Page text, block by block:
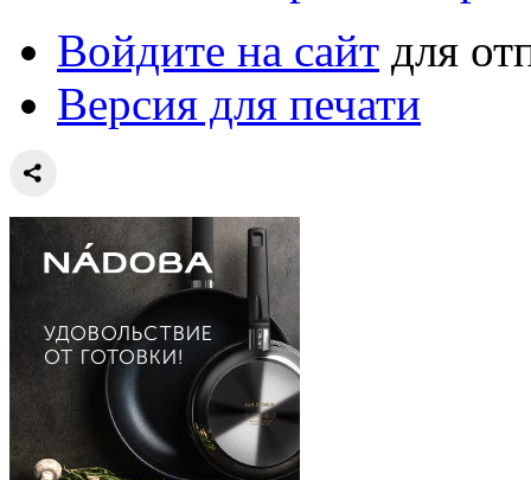
Войдите на сайт для
Версия для печати